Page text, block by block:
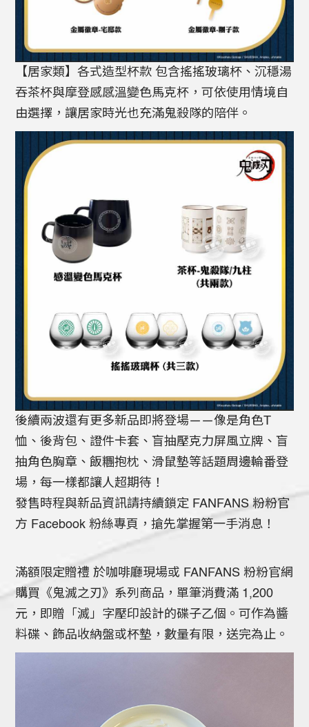
【居家類】各式造型杯款 包含搖搖玻璃杯、沉穩湯
吞茶杯與摩登感感溫變色馬克杯，可依使用情境自
由選擇，讓居家時光也充滿鬼殺隊的陪伴。
後續兩波還有更多新品即將登場——像是角色T
恤、後背包、證件卡套、盲抽壓克力屏風立牌、盲
抽角色胸章、飯糰抱枕、滑鼠墊等話題周邊輪番登
場，每一樣都讓人超期待！
發售時程與新品資訊請持續鎖定 FANFANS 粉粉官
方 Facebook 粉絲專頁，搶先掌握第一手消息！
滿額限定贈禮 於咖啡廳現場或 FANFANS 粉粉官網
購買《鬼滅之刃》系列商品，單筆消費滿 1,200
元，即贈「滅」字壓印設計的碟子乙個。可作為醬
料碟、飾品收納盤或杯墊，數量有限，送完為止。